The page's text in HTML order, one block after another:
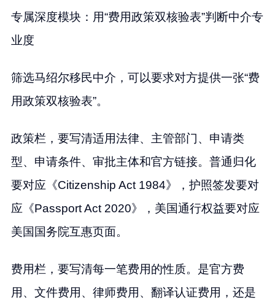
专属深度模块：用“费用政策双核验表”判断中介专
业度
筛选马绍尔移民中介，可以要求对方提供一张“费
用政策双核验表”。
政策栏，要写清适用法律、主管部门、申请类
型、申请条件、审批主体和官方链接。普通归化
要对应《Citizenship Act 1984》，护照签发要对
应《Passport Act 2020》，美国通行权益要对应
美国国务院互惠页面。
费用栏，要写清每一笔费用的性质。是官方费
用、文件费用、律师费用、翻译认证费用，还是